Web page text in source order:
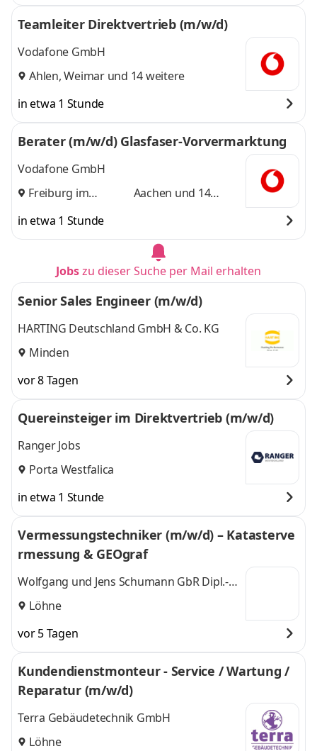
Teamleiter Direktvertrieb (m/w/d)
Vodafone GmbH
Ahlen,Weimarund 14 weitere
in etwa 1 Stunde
Berater (m/w/d) Glasfaser-Vorvermarktung
Vodafone GmbH
Freiburg im
Aachen und 14
in etwa 1 Stunde
Jobszu dieser Suche per Mail erhalten
Senior Sales Engineer (m/w/d)
HARTING Deutschland GmbH & Co. KG
Minden
vor 8 Tagen
Quereinsteiger im Direktvertrieb (m/w/d)
Ranger Jobs
Porta Westfalica
in etwa 1 Stunde
Vermessungstechniker (m/w/d) – Katasterve
rmessung & GEOgraf
Wolfgang und Jens Schumann GbR Dipl.-
Ing. Jens Schumann GbR
Löhne
vor 5 Tagen
Kundendienstmonteur - Service / Wartung /
Reparatur (m/w/d)
Terra Gebäudetechnik GmbH
Löhne